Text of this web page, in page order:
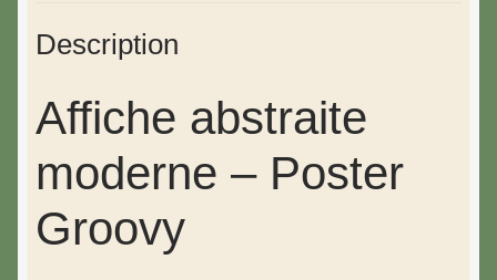
Description
Affiche abstraite
moderne – Poster
Groovy